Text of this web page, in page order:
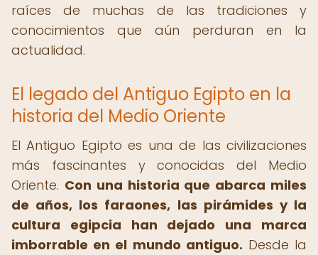
raíces de muchas de las tradiciones y
conocimientos que aún perduran en la
actualidad.
El legado del Antiguo Egipto en la
historia del Medio Oriente
El Antiguo Egipto es una de las civilizaciones
más fascinantes y conocidas del Medio
Oriente. Con una historia que abarca miles
de años, los faraones, las pirámides y la
cultura egipcia han dejado una marca
imborrable en el mundo antiguo. Desde la